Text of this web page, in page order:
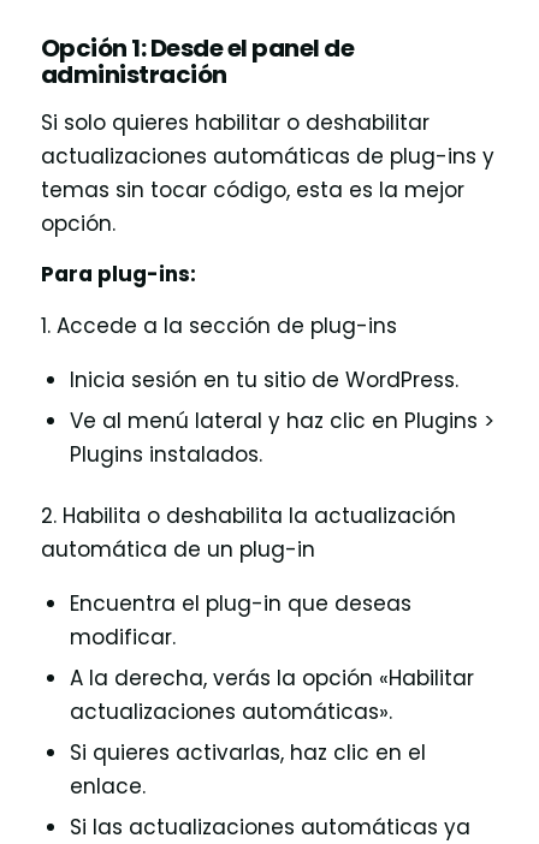
Opción 1: Desde el panel de
administración
Si solo quieres habilitar o deshabilitar
actualizaciones automáticas de plug-ins y
temas sin tocar código, esta es la mejor
opción.
Para plug-ins:
1. Accede a la sección de plug-ins
Inicia sesión en tu sitio de WordPress.
Ve al menú lateral y haz clic en Plugins >
Plugins instalados.
2. Habilita o deshabilita la actualización
automática de un plug-in
Encuentra el plug-in que deseas
modificar.
A la derecha, verás la opción «Habilitar
actualizaciones automáticas».
Si quieres activarlas, haz clic en el
enlace.
Si las actualizaciones automáticas ya